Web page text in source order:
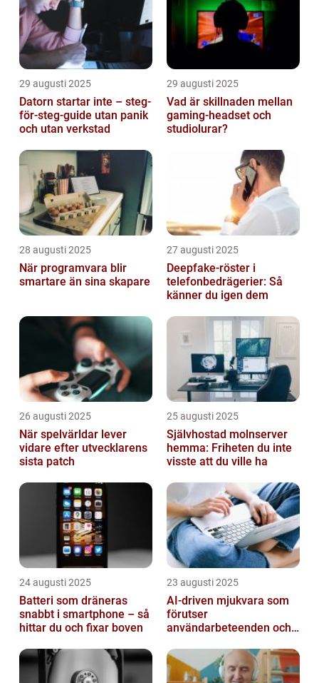
29 augusti 2025
Datorn startar inte – steg-
för-steg-guide utan panik
och utan verkstad
29 augusti 2025
Vad är skillnaden mellan
gaming-headset och
studiolurar?
28 augusti 2025
När programvara blir
smartare än sina skapare
27 augusti 2025
Deepfake-röster i
telefonbedrägerier: Så
känner du igen dem
26 augusti 2025
När spelvärldar lever
vidare efter utvecklarens
sista patch
25 augusti 2025
Självhostad molnserver
hemma: Friheten du inte
visste att du ville ha
24 augusti 2025
Batteri som dräneras
snabbt i smartphone – så
hittar du och fixar boven
23 augusti 2025
AI-driven mjukvara som
förutser
användarbeteenden och